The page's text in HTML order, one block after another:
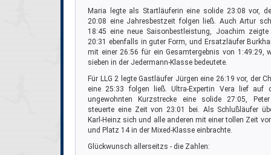
Maria legte als Startläuferin eine solide 23:08 vor,
20:08 eine Jahresbestzeit folgen ließ. Auch Artur
18:45 eine neue Saisonbestleistung, Joachim
20:31 ebenfalls in guter Form, und Ersatzläufer
mit einer 26:56 für ein Gesamtergebnis von 1:49:29,
sieben in der Jedermann-Klasse bedeutete.
Für LLG 2 legte Gastläufer Jürgen eine 26:19 vor, der
eine 25:33 folgen ließ. Ultra-Expertin Vera lief auf
ungewohnten Kurzstrecke eine solide 27:05,
steuerte eine Zeit von 23:01 bei. Als Schlußläufer
Karl-Heinz sich und alle anderen mit einer tollen Zeit
und Platz 14 in der Mixed-Klasse einbrachte.
Glückwunsch allerseitzs - die Zahlen: